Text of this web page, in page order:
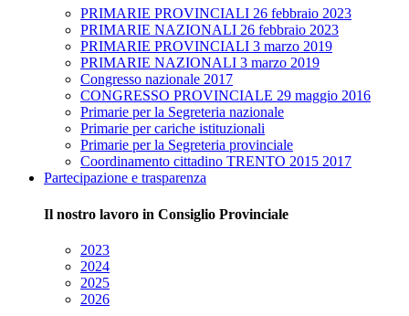
PRIMARIE PROVINCIALI 26 febbraio 2023
PRIMARIE NAZIONALI 26 febbraio 2023
PRIMARIE PROVINCIALI 3 marzo 2019
PRIMARIE NAZIONALI 3 marzo 2019
Congresso nazionale 2017
CONGRESSO PROVINCIALE 29 maggio 2016
Primarie per la Segreteria nazionale
Primarie per cariche istituzionali
Primarie per la Segreteria provinciale
Coordinamento cittadino TRENTO 2015 2017
Partecipazione e trasparenza
Il nostro lavoro in Consiglio Provinciale
2023
2024
2025
2026